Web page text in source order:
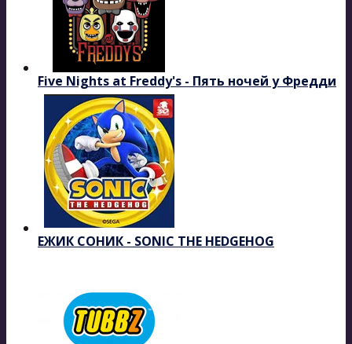
Five Nights at Freddy's - Пять ночей у Фредди
ЕЖИК СОНИК - SONIC THE HEDGEHOG